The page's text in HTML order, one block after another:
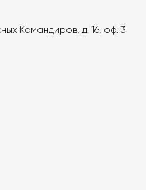
Командиров, д. 16, оф. 3